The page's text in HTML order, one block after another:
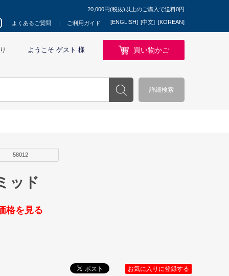
20,000円(税抜)以上のご購入で送料0円
よくあるご質問 ご利用ガイド [ENGLISH] [中文] [KOREAN]
ようこそ ゲスト 様 買い物かご
詳細検索
58012
ッド
格を見る
お気に入りに登録する